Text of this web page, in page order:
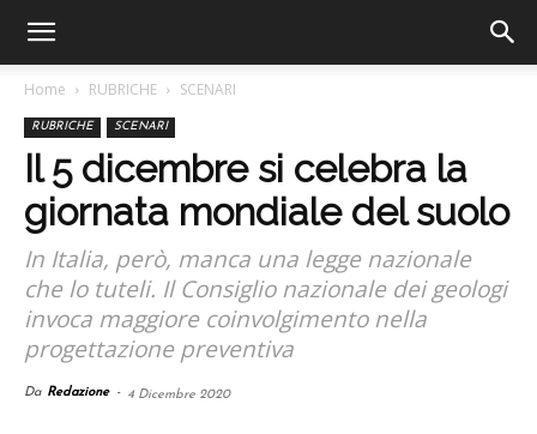
Home RUBRICHE SCENARI
RUBRICHE SCENARI
Il 5 dicembre si celebra la
giornata mondiale del suolo
In Italia, però, manca una legge nazionale
che lo tuteli. Il Consiglio nazionale dei geologi
invoca maggiore coinvolgimento nella
progettazione preventiva
Da Redazione - 4 Dicembre 2020